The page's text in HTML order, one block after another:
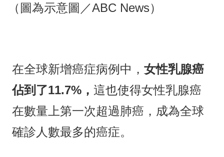
（圖為示意圖／ABC News）
在全球新增癌症病例中， 女性乳腺癌
佔到了11.7%， 這也使得女性乳腺癌
在數量上第一次超過肺癌，成為全球
確診人數最多的癌症。